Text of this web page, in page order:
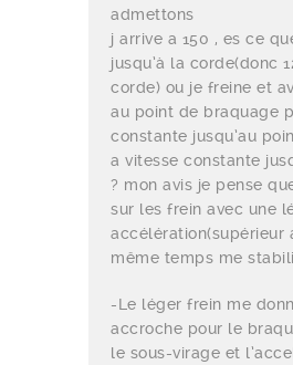
admettons
j arrive a 150 , es ce
jusqu’à la corde(donc
corde) ou je freine et
au point de braquage
constante jusqu’au
a vitesse constante
? mon avis je pense
sur les frein avec une
accélération(supérieur
même temps me
-Le léger frein me
accroche pour le
le sous-virage et